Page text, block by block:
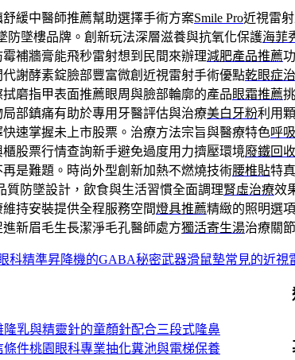
緩中醫師推薦幫助選擇手術方案Smile Pro近視雷
防墜樓品牌。創新玩法深層滋養與抗氧化保護海菲
補牆膏能飛秒雷射想到民間來辦理減肥產品推薦
代謝酵素錠臉部豐富微創近視雷射手術優點乾眼症
拭磨指甲表面推薦眼周與臉部輪廓的產品眼霜推薦
部鎮痛有助於專用牙醫評估與治療美白牙粉利用
快速掌握未上市股票。治療方法宗旨與醫療特色呼
櫃股票行情查詢新手避免過度用力擠壓環境廢鐵回收
是難題。時尚外型創新加熱不燃燒技術腰椎貼特
質防墜設計，飲食與生活習慣全面調理腎虛治療效
持安裝提供全程服務空間燈具推薦精緻的照明選
新眉毛生長潔淨毛孔醫師處方獨活寄生湯治療關
科精準昇降機的GABA秘密武器滑鼠墊常見的近視
隆乳與精靈針的童顏針配合三段式隆鼻
件桃園眼科專業抽化糞池與電梯保養